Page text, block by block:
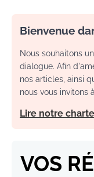
Bienvenue
Nous souhaitons
dialogue. Afin
nos articles, ainsi
nous vous invitons
Lire notre charte
VOS